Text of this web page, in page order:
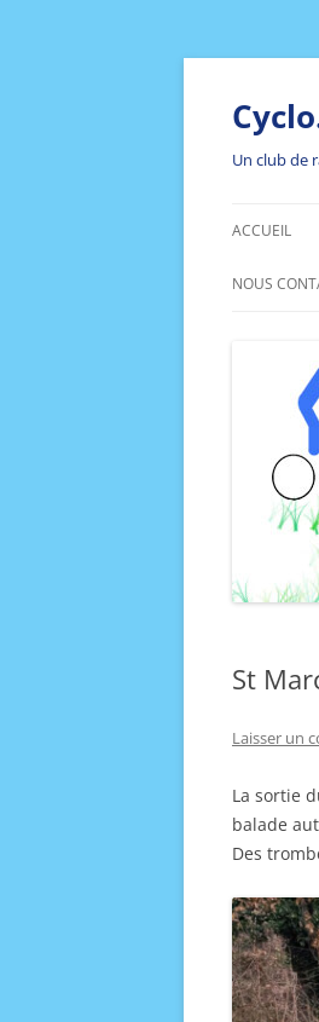
Aller
contenu
Un club de
ACCUEIL
NOTRE
NOUS
St
Laisser un
La sortie
balade
Des